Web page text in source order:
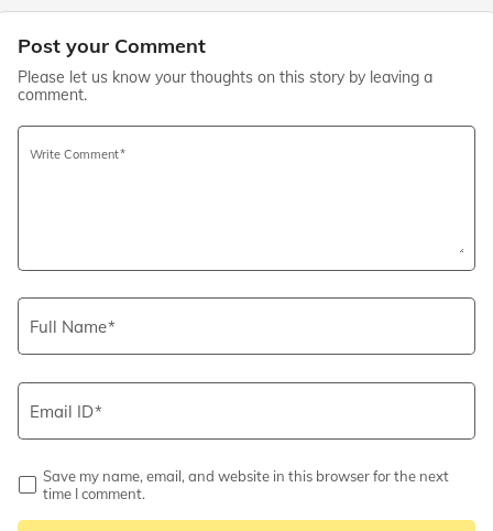
Post your Comment
Please let us know your thoughts on this story by leaving a
comment.
Write Comment
Full Name
Email ID
Save my name, email, and website in this browser for the next
time I comment.